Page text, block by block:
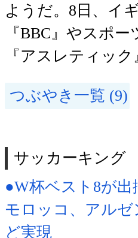
ようだ。8日、イ
『BBC』やスポ
『アスレティッ
つぶやき一覧 (9)
サッカーキング
●W杯ベスト8が
モロッコ、アル
ど実現